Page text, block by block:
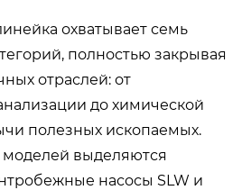
охватывает семь
полностью закрывая
отраслей: от
до химической
полезных ископаемых.
выделяются
насосы SLW и